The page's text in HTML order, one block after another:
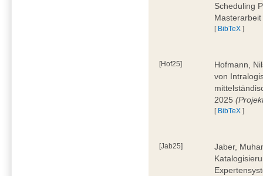
Scheduling
[ BibTeX ]
[Hof25]
Hofmann,
von
2025
[ BibTeX ]
[Jab25]
Jaber,